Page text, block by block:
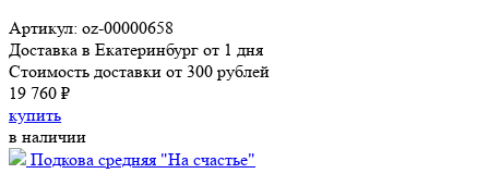
Артикул: oz-00000658
Доставка в Екатеринбург от 1 дня
Стоимость доставки от 300 рублей
19 760 ₽
купить
в наличии
Подкова средняя "На счастье"